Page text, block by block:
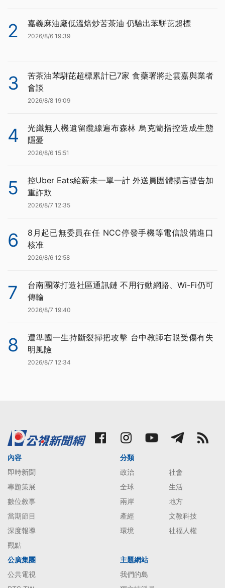
2 嘉義麻油廠低溫焙炒苦茶油 仍驗出苯駢芘超標
2026/8/6 19:39
3
苦茶油苯駢芘超標累計已7家 食藥署將赴雲嘉與業者
會談
2026/8/8 19:09
4
光纖無人機遺留纜線遍布森林 烏克蘭指控造成生態
隱憂
2026/8/6 15:51
5
控Uber Eats給薪未一單一計 外送員團體揚言提告加
重詐欺
2026/8/7 12:35
6
8月起已無委員在任 NCC停發手機等電信設備進口
核准
2026/8/6 12:58
7
台南團隊打造社區通訊鏈 不用行動網路、Wi-Fi仍可
傳輸
2026/8/7 19:40
8
遭準國一生持斷裂掃把攻擊 台中教師右眼受傷有失
明風險
2026/8/7 12:34
內容
即時新聞
專題策展
數位敘事
當期節目
深度報導
觀點
分類
政治
社會
全球
生活
兩岸
地方
產經
文教科技
環境
社福人權
公廣集團
公共電視
主題網站
我們的島